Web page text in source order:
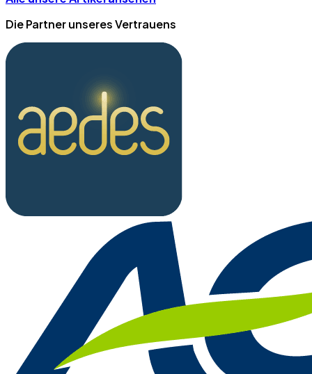
Die Partner unseres Vertrauens